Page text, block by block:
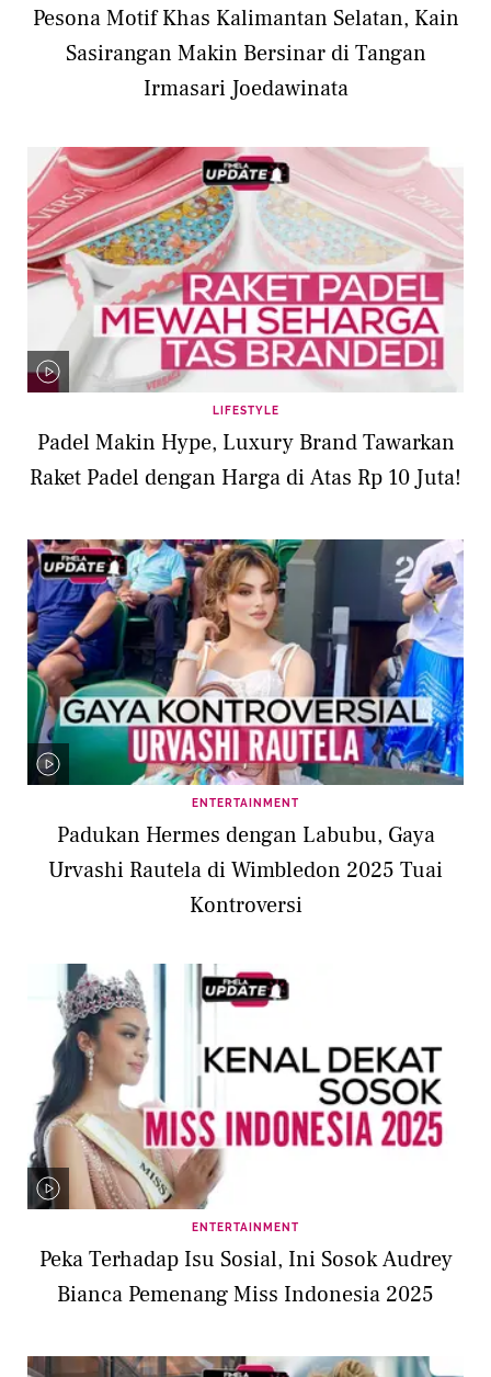
Pesona Motif Khas Kalimantan Selatan, Kain
Sasirangan Makin Bersinar di Tangan
Irmasari Joedawinata
LIFESTYLE
Padel Makin Hype, Luxury Brand Tawarkan
Raket Padel dengan Harga di Atas Rp 10 Juta!
ENTERTAINMENT
Padukan Hermes dengan Labubu, Gaya
Urvashi Rautela di Wimbledon 2025 Tuai
Kontroversi
ENTERTAINMENT
Peka Terhadap Isu Sosial, Ini Sosok Audrey
Bianca Pemenang Miss Indonesia 2025